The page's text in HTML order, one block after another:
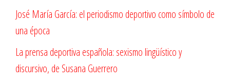
José María García: el periodismo deportivo como símbolo de
una época
La prensa deportiva española: sexismo lingüístico y
discursivo, de Susana Guerrero